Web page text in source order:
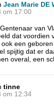
Jean Marie DE
om 17:00
van
dat voordien
een
spijtig dat er
overal, een
tinne
om 12:34